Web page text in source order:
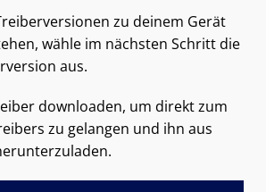
zu deinem Gerät
wähle im nächsten Schritt die
aus.
downloaden, um direkt zum
zu gelangen und ihn aus